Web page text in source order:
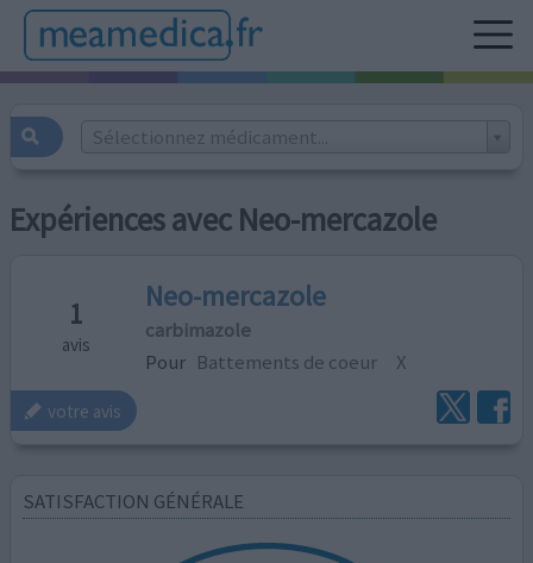
Sélectionnez médicament...
Expériences avec Neo-mercazole
1
avis
Neo-mercazole
carbimazole
Pour Battements de coeur X
votre avis
SATISFACTION GÉNÉRALE